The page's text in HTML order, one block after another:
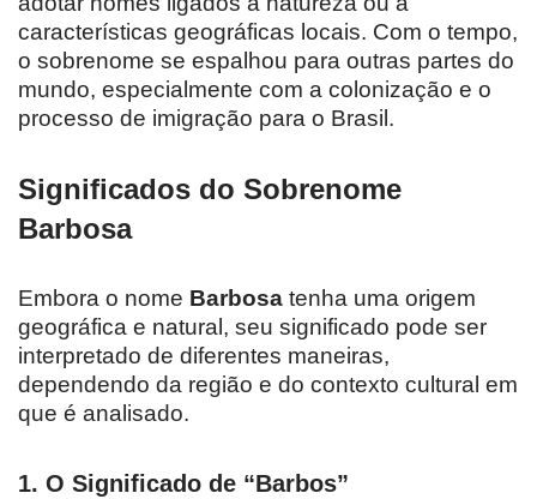
características geográficas locais. Com o tempo,
o sobrenome se espalhou para outras partes do
mundo, especialmente com a colonização e o
processo de imigração para o Brasil.
Significados do Sobrenome
Barbosa
Embora o nome Barbosa tenha uma origem
geográfica e natural, seu significado pode ser
interpretado de diferentes maneiras,
dependendo da região e do contexto cultural em
que é analisado.
1. O Significado de “Barbos”